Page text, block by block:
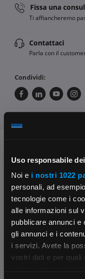
Uso responsabile
Noi e i nostri 1022
personali, ad
tecnologie come i
alle informazioni sul
pubblicare annunci e
gli annunci e i
i servizi. Avete la
vostri dati e per quali
Fissa una
Ti affiancheremo
Contattaci
Parla con il
Condividi:
Contattaci
Parla con il customer care